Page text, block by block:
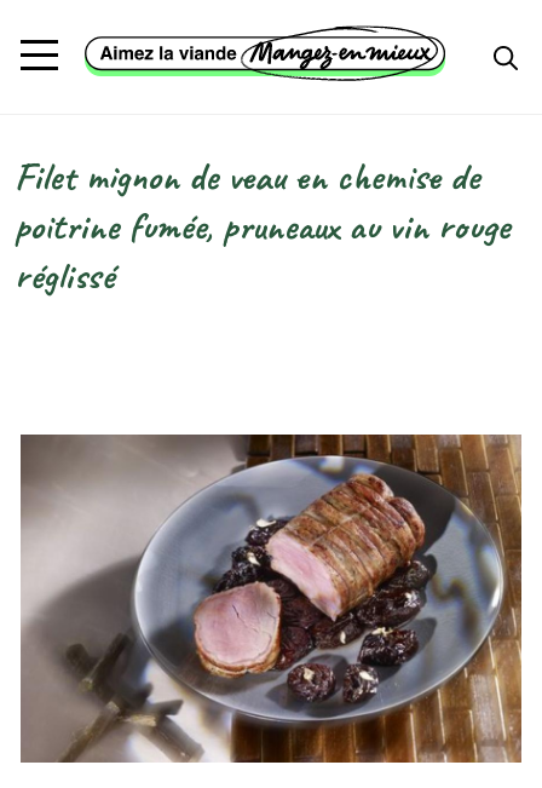
Fil d'Ariane
Filet mignon de veau en chemise de
poitrine fumée, pruneaux au vin rouge
réglissé